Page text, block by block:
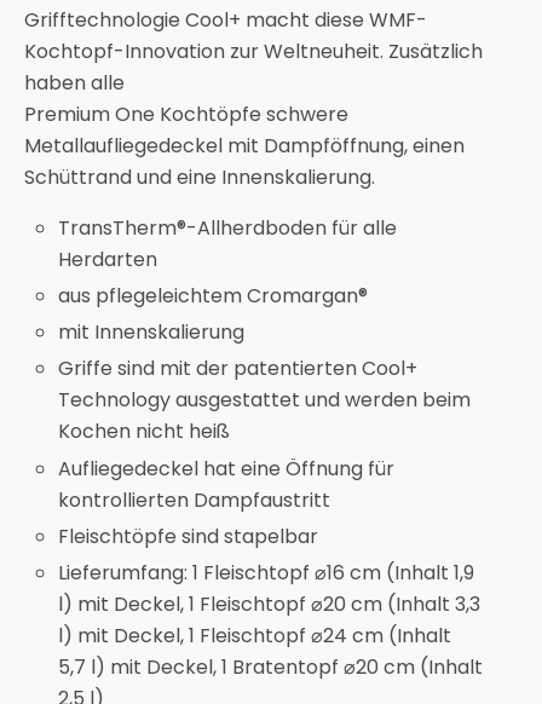
Grifftechnologie Cool+ macht diese WMF-
Kochtopf-Innovation zur Weltneuheit. Zusätzlich
haben alle
Premium One Kochtöpfe schwere
Metallaufliegedeckel mit Dampföffnung, einen
Schüttrand und eine Innenskalierung.
TransTherm®-Allherdboden für alle
Herdarten
aus pflegeleichtem Cromargan®
mit Innenskalierung
Griffe sind mit der patentierten Cool+
Technology ausgestattet und werden beim
Kochen nicht heiß
Aufliegedeckel hat eine Öffnung für
kontrollierten Dampfaustritt
Fleischtöpfe sind stapelbar
Lieferumfang: 1 Fleischtopf ⌀16 cm (Inhalt 1,9
l) mit Deckel, 1 Fleischtopf ⌀20 cm (Inhalt 3,3
l) mit Deckel, 1 Fleischtopf ⌀24 cm (Inhalt
5,7 l) mit Deckel, 1 Bratentopf ⌀20 cm (Inhalt
2,5 l)